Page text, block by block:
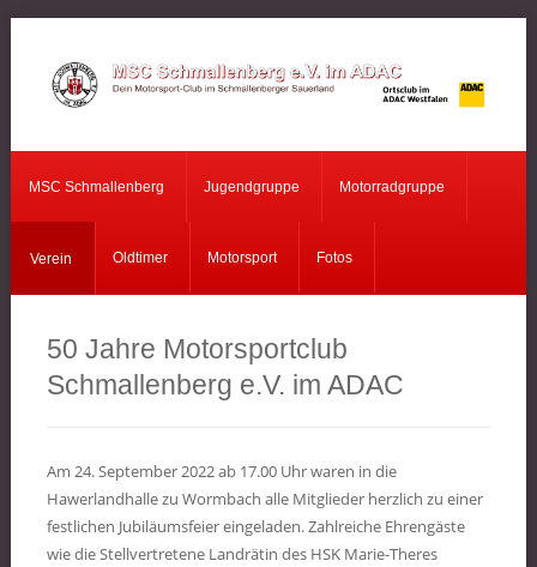
Jugendgruppe
Verein
Oldtimer
Motorsport
MSC Schmallenberg Jugendgruppe Motorradgruppe
Verein Oldtimer Motorsport Fotos
50 Jahre Motorsportclub
Schmallenberg e.V. im ADAC
Am 24. September 2022 ab 17.00 Uhr waren in die
Hawerlandhalle zu Wormbach alle Mitglieder herzlich zu einer
festlichen Jubiläumsfeier eingeladen. Zahlreiche Ehrengäste
wie die Stellvertretene Landrätin des HSK Marie-Theres